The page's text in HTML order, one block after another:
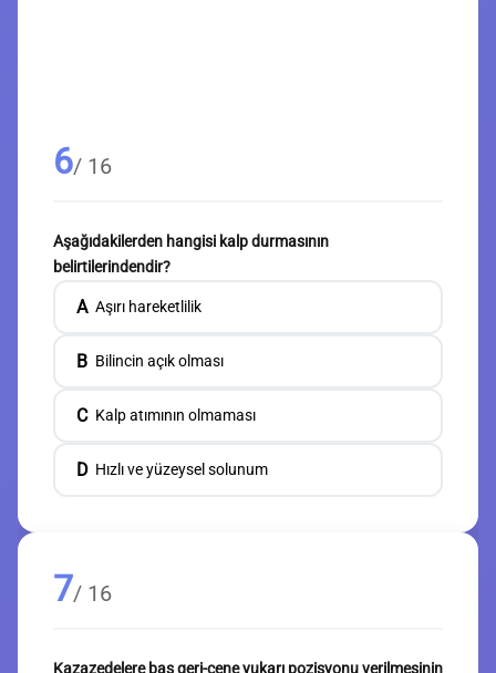
6/ 16
Aşağıdakilerden hangisi kalp durmasının
belirtilerindendir?
A Aşırı hareketlilik
B Bilincin açık olması
C Kalp atımının olmaması
D Hızlı ve yüzeysel solunum
7/ 16
Kazazedelere baş geri-çene yukarı pozisyonu verilmesinin